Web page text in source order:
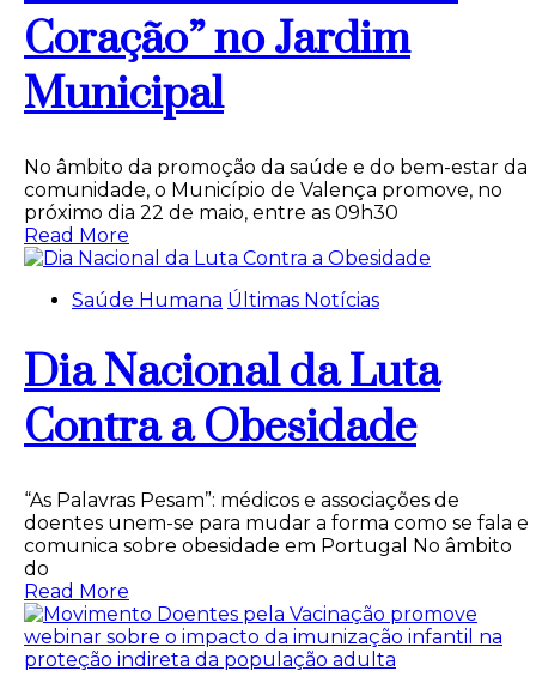
Coração” no Jardim
Municipal
No âmbito da promoção da saúde e do bem-estar da
comunidade, o Município de Valença promove, no
próximo dia 22 de maio, entre as 09h30
Read More
Saúde Humana Últimas Notícias
Dia Nacional da Luta
Contra a Obesidade
“As Palavras Pesam”: médicos e associações de
doentes unem-se para mudar a forma como se fala e
comunica sobre obesidade em Portugal No âmbito
do
Read More